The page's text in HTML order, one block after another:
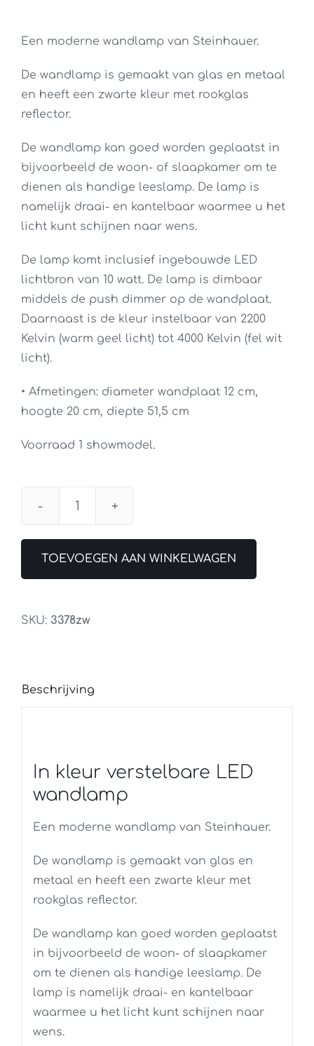
Een moderne wandlamp van Steinhauer.
De wandlamp is gemaakt van glas en metaal
en heeft een zwarte kleur met rookglas
reflector.
De wandlamp kan goed worden geplaatst in
bijvoorbeeld de woon- of slaapkamer om te
dienen als handige leeslamp. De lamp is
namelijk draai- en kantelbaar waarmee u het
licht kunt schijnen naar wens.
De lamp komt inclusief ingebouwde LED
lichtbron van 10 watt. De lamp is dimbaar
middels de push dimmer op de wandplaat.
Daarnaast is de kleur instelbaar van 2200
Kelvin (warm geel licht) tot 4000 Kelvin (fel wit
licht).
• Afmetingen: diameter wandplaat 12 cm,
hoogte 20 cm, diepte 51,5 cm
Voorraad 1 showmodel.
Wandlamp
LED
TOEVOEGEN AAN WINKELWAGEN
SKU: 3378zw
Beschrijving
In kleur verstelbare LED
wandlamp
Een moderne wandlamp van Steinhauer.
De wandlamp is gemaakt van glas en
metaal en heeft een zwarte kleur met
rookglas reflector.
De wandlamp kan goed worden geplaatst
in bijvoorbeeld de woon- of slaapkamer
om te dienen als handige leeslamp. De
lamp is namelijk draai- en kantelbaar
waarmee u het licht kunt schijnen naar
wens.